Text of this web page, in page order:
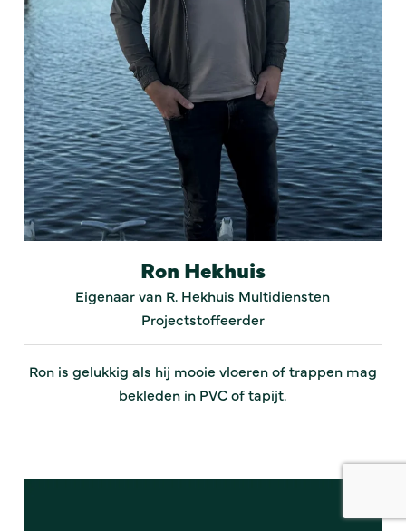
Ron Hekhuis
Eigenaar van R. Hekhuis Multidiensten
Projectstoffeerder
Ron is gelukkig als hij mooie vloeren of trappen mag
bekleden in PVC of tapijt.